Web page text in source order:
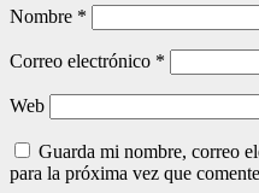
Nombre *
Correo electrónico *
Web
Guarda mi nombre, correo
para la próxima vez que